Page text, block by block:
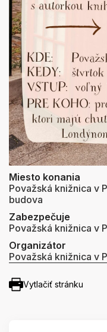
Miesto konania
Považská knižnica v
budova
Zabezpečuje
Považská knižnica v
Organizátor
Považská knižnica v
Vytlačiť stránku